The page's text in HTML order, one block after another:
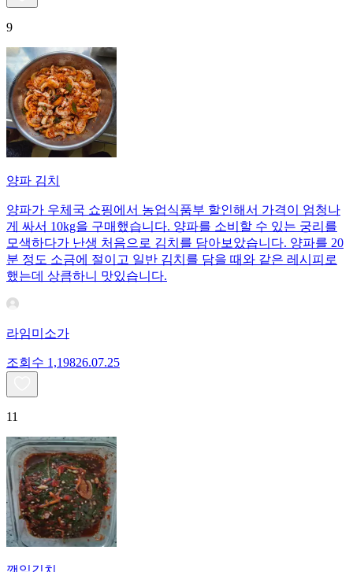
9
양파 김치
양파가 우체국 쇼핑에서 농업식품부 할인해서 가격이 엄청나
게 싸서 10kg을 구매했습니다. 양파를 소비할 수 있는 궁리를
모색하다가 난생 처음으로 김치를 담아보았습니다. 양파를 20
분 정도 소금에 절이고 일반 김치를 담을 때와 같은 레시피로
했는데 상큼하니 맛있습니다.
라임미소가
조회수 1,19826.07.25
11